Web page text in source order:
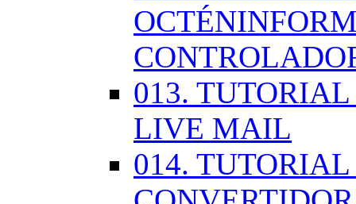
013.
LIVE MAIL
014.